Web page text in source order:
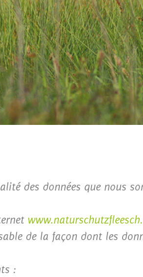
des données que nous
de la façon dont les
: